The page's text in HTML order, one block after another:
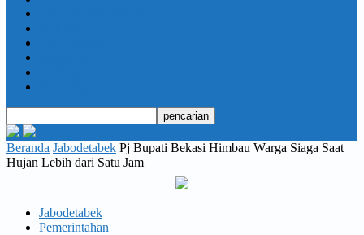
Beranda Jabodetabek Pj Bupati Bekasi Himbau Warga Siaga Saat
Hujan Lebih dari Satu Jam
Jabodetabek
Pemerintahan